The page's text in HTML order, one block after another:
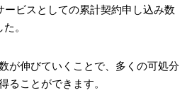
ービスとしての累計契約申し込み数
。
が伸びていくことで、多くの可処分
ることができます。